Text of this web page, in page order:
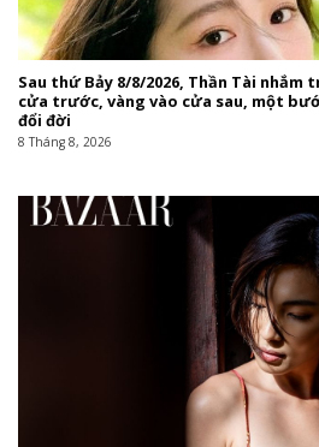
Sau thứ Bảy 8/8/2026, Thần Tài nhắm
cửa trước, vàng vào cửa sau, một
đổi đời
8 Tháng 8, 2026